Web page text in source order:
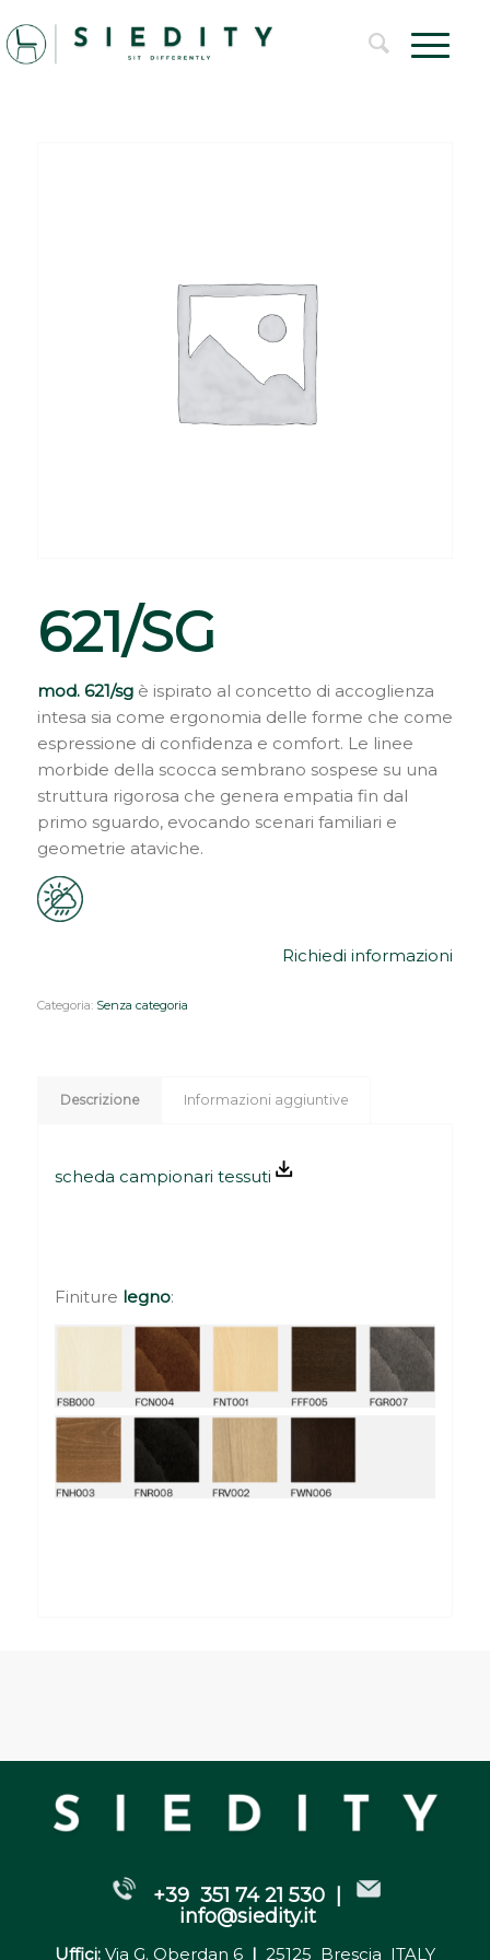
621/SG
mod. 621/sg è ispirato al concetto di accoglienza
intesa sia come ergonomia delle forme che come
espressione di confidenza e comfort. Le linee
morbide della scocca sembrano sospese su una
struttura rigorosa che genera empatia fin dal
primo sguardo, evocando scenari familiari e
geometrie ataviche.
Richiedi informazioni
Categoria: Senza categoria
Descrizione Informazioni aggiuntive
scheda campionari tessuti
Finiture legno:
+39 351 74 21 530 |
info@siedity.it
Uffici: Via G. Oberdan 6 | 25125 Brescia ITALY